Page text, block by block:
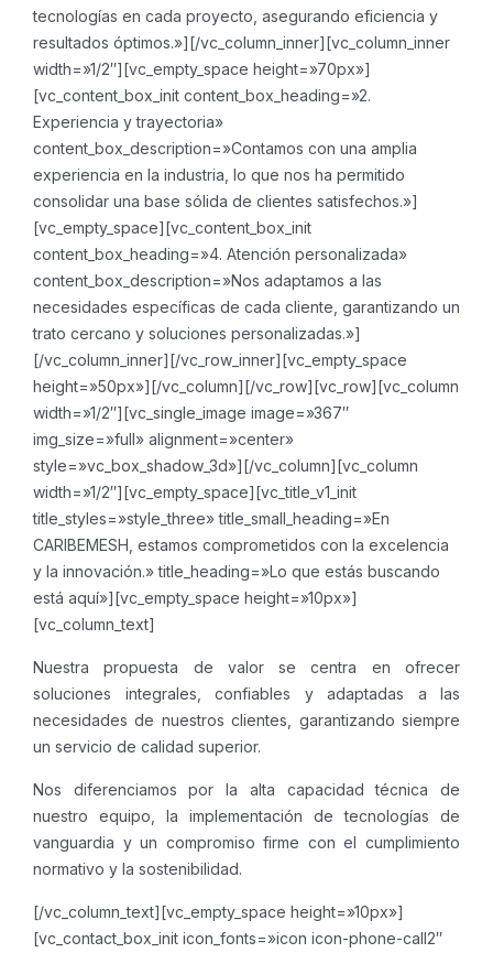
tecnologías en cada proyecto, asegurando eficiencia y
resultados óptimos.»][/vc_column_inner][vc_column_inner
width=»1/2″][vc_empty_space height=»70px»]
[vc_content_box_init content_box_heading=»2.
Experiencia y trayectoria»
content_box_description=»Contamos con una amplia
experiencia en la industria, lo que nos ha permitido
consolidar una base sólida de clientes satisfechos.»]
[vc_empty_space][vc_content_box_init
content_box_heading=»4. Atención personalizada»
content_box_description=»Nos adaptamos a las
necesidades específicas de cada cliente, garantizando un
trato cercano y soluciones personalizadas.»]
[/vc_column_inner][/vc_row_inner][vc_empty_space
height=»50px»][/vc_column][/vc_row][vc_row][vc_column
width=»1/2″][vc_single_image image=»367″
img_size=»full» alignment=»center»
style=»vc_box_shadow_3d»][/vc_column][vc_column
width=»1/2″][vc_empty_space][vc_title_v1_init
title_styles=»style_three» title_small_heading=»En
CARIBEMESH, estamos comprometidos con la excelencia
y la innovación.» title_heading=»Lo que estás buscando
está aquí»][vc_empty_space height=»10px»]
[vc_column_text]
Nuestra propuesta de valor se centra en ofrecer
soluciones integrales, confiables y adaptadas a las
necesidades de nuestros clientes, garantizando siempre
un servicio de calidad superior.
Nos diferenciamos por la alta capacidad técnica de
nuestro equipo, la implementación de tecnologías de
vanguardia y un compromiso firme con el cumplimiento
normativo y la sostenibilidad.
[/vc_column_text][vc_empty_space height=»10px»]
[vc_contact_box_init icon_fonts=»icon icon-phone-call2″